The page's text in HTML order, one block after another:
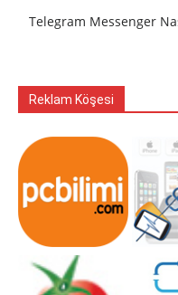
Telegram Messenger
Reklam Köşesi